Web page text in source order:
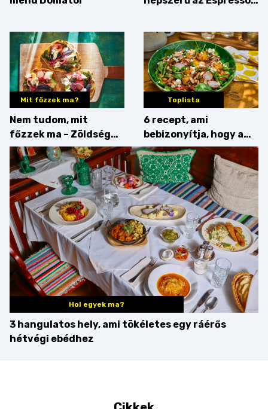
érdemes enni mellé?
Mit főzzek ma?
Nem tudom, mit
főzzek ma – Zöldség
minden mennyiségben
Toplista
6 recept, ami
bebizonyítja, hogy a
barack húsok mellé is
zseniális
Hol egyek ma?
3 hangulatos hely, ami tökéletes egy ráérős
hétvégi ebédhez